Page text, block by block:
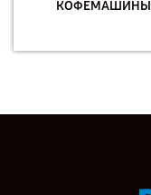
КОФЕМАШИНЫ